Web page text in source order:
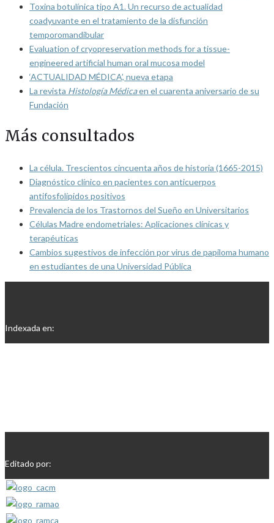
Toxina botulínica tipo A1. Un recurso de actualidad
coadyuvante en el tratamiento de la disfunción
temporomandibular
Evaluation of cryopreservation methods for a tissue-
engineered artificial human oral mucosa model
‘ACTUALIDAD MÉDICA’, nueva etapa
La revista Histología Médicaen el cuarenta aniversario de su
Fundación
Más consultados
La célula. Trescientos cincuenta años de historia (1665-2015)
Diagnóstico clínico en pacientes con anticuerpos
antifosfolípidos positivos
Prevalencia de los Trastornos del Sueño en Universitarios
Células Madre endometriales: Aplicaciones clínicas y
terapéuticas
Cambios sugestivos de infección por virus de papiloma humano
en estudiantes de una Universidad Pública
Indexada en:
Editado por: